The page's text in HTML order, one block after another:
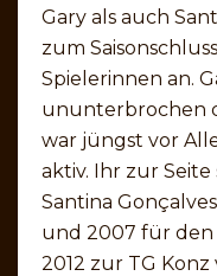
Gary als auch
zum
Spielerinnen an.
ununterbrochen
war jüngst vor
aktiv. Ihr zur
Santina
und 2007 für den
2012 zur TG